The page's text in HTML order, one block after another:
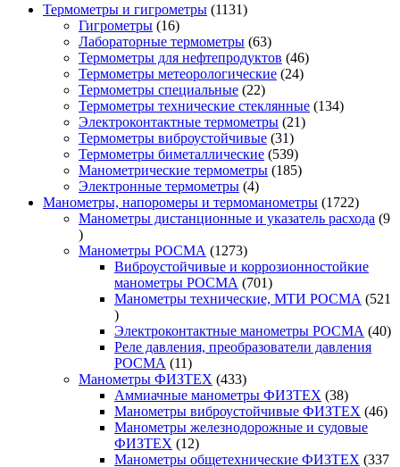
Термометры и гигрометры 11311131
Гигрометры 1616
товаров
Лабораторные термометры 6363
товара
Термометры для нефтепродуктов 4646
Термометры метеорологические 2424
Термометры специальные 2222
товара
Термометры технические стеклянные 134134
Электроконтактные термометры 2121
Термометры виброустойчивые 3131
товар
Термометры биметаллические 539539
товаров
Манометрические термометры 185185
Электронные термометры 44
товара
Манометры, напоромеры и термоманометры 17221722
товара
Манометры дистанционные и указатель расхода 9
9
товаров
Манометры РОСМА 12731273
товара
Виброустойчивые и коррозионностойкие
манометры РОСМА
701701
товар
Манометры технические, МТИ РОСМА
521
521
товар
Электроконтактные манометры РОСМА 4040
Реле давления, преобразователи давления
РОСМА
1111
товаров
Манометры ФИЗТЕХ 433433
товара
Аммиачные манометры ФИЗТЕХ 3838
товаров
Манометры виброустойчивые ФИЗТЕХ 4646
Манометры железнодорожные и судовые
ФИЗТЕХ
1212
товаров
Манометры общетехнические ФИЗТЕХ 337